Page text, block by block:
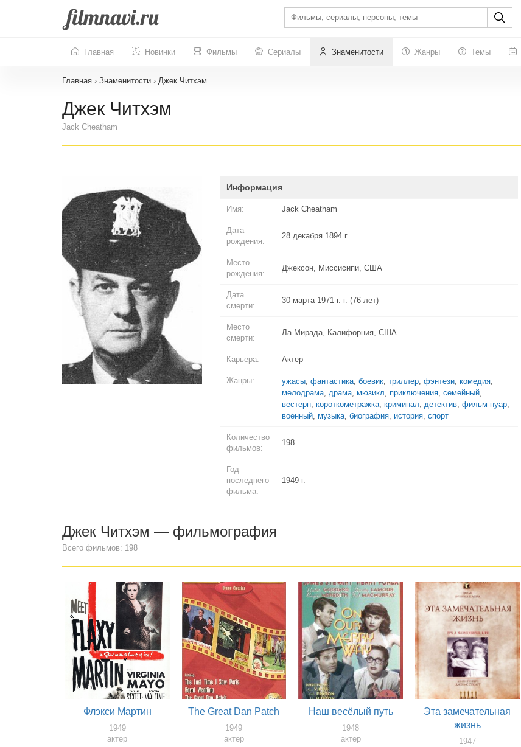
Главная Новинки Фильмы Сериалы Знаменитости Жанры Темы
Главная › Знаменитости › Джек Читхэм
Джек Читхэм
Jack Cheatham
Информация
Имя: Jack Cheatham
Дата
рождения:
28 декабря 1894 г.
Место
рождения:
Джексон, Миссисипи, США
Дата
смерти:
30 марта 1971 г. г. (76 лет)
Место
смерти:
Ла Мирада, Калифорния, США
Карьера: Актер
Жанры: ужасы, фантастика, боевик, триллер, фэнтези, комедия,
мелодрама, драма, мюзикл, приключения, семейный,
вестерн, короткометражка, криминал, детектив, фильм-нуар,
военный, музыка, биография, история, спорт
Количество
фильмов:
198
Год
последнего
фильма:
1949 г.
Джек Читхэм — фильмография
Всего фильмов: 198
Флэкси Мартин
1949
актер
The Great Dan Patch
1949
актер
Наш весёлый путь
1948
актер
Эта замечательная
жизнь
1947